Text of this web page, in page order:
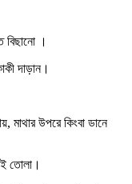
বিছানো ।
দাড়ান।
মাথার উপরে কিংবা ডানে
তোলা।